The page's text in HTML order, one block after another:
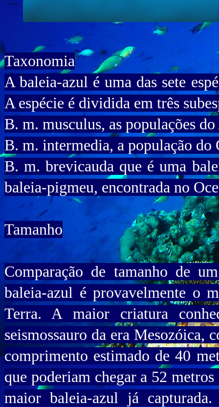
Taxonomia
A baleia-azul é uma das sete
A espécie é dividida em três
B. m. musculus, as populações
B. m. intermedia, a população do
B. m. brevicauda que é uma
baleia-pigmeu, encontrada no
Tamanho
Comparação de tamanho de
baleia-azul é provavelmente o
Terra. A maior criatura
seismossauro da era Mesozóica,
comprimento estimado de 40
que poderiam chegar a 52
maior baleia-azul já